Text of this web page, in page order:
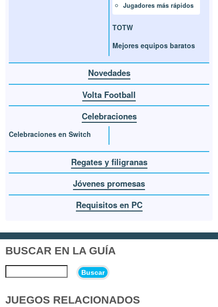
Jugadores más rápidos
TOTW
Mejores equipos baratos
Novedades
Volta Football
Celebraciones
Celebraciones en Switch
Regates y filigranas
Jóvenes promesas
Requisitos en PC
BUSCAR EN LA GUÍA
Buscar
JUEGOS RELACIONADOS